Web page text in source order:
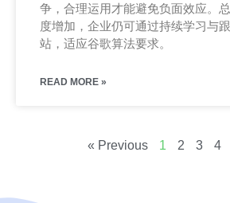
争，合理运用才能避免负面效应。
度增加，企业仍可通过持续学习与
站，适应谷歌算法要求。
READ MORE »
« Previous 1 2 3 4